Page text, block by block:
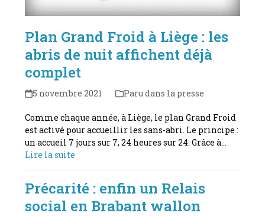
Plan Grand Froid à Liège : les
abris de nuit affichent déjà
complet
5 novembre 2021 Paru dans la presse
Comme chaque année, à Liège, le plan Grand Froid
est activé pour accueillir les sans-abri. Le principe :
un accueil 7 jours sur 7, 24 heures sur 24. Grâce à…
Lire la suite
Précarité : enfin un Relais
social en Brabant wallon